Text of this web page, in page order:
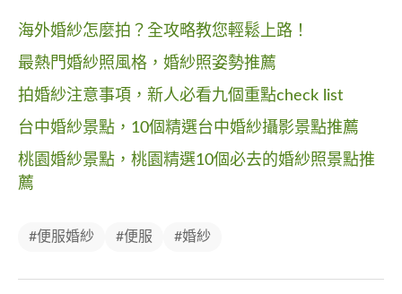
海外婚紗怎麼拍？全攻略教您輕鬆上路！
最熱門婚紗照風格，婚紗照姿勢推薦
拍婚紗注意事項，新人必看九個重點check list
台中婚紗景點，10個精選台中婚紗攝影景點推薦
桃園婚紗景點，桃園精選10個必去的婚紗照景點推
薦
#便服婚紗 #便服 #婚紗